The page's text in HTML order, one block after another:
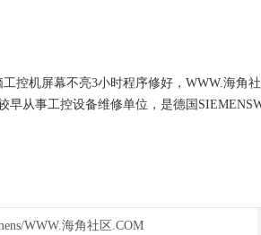
控机屏幕不亮3小时程序修好，WWW.海角
从事工控设备维修单位，是德国
WWW.海角社区.COM